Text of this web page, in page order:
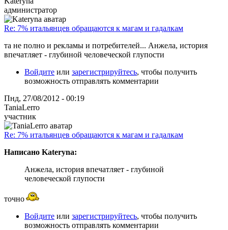
администратор
Re: 7% итальянцев обращаются к магам и гадалкам
та не полно и рекламы и потребителей... Анжела, история
впечатляет - глубиной человеческой глупости
Войдите или зарегистрируйтесь, чтобы получить
возможность отправлять комментарии
Пнд, 27/08/2012 - 00:19
TaniaLerro
участник
Re: 7% итальянцев обращаются к магам и гадалкам
Написано Kateryna:
Анжела, история впечатляет - глубиной
человеческой глупости
точно
Войдите или зарегистрируйтесь, чтобы получить
возможность отправлять комментарии